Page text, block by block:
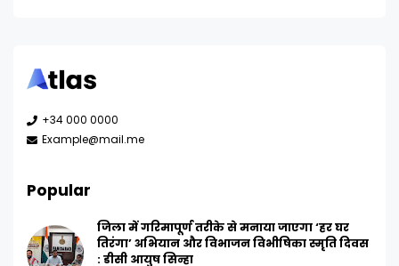
+34 000 0000
Example@mail.me
Popular
जिला में गरिमापूर्ण तरीके से मनाया जाएगा ‘हर घर
तिरंगा’ अभियान और विभाजन विभीषिका स्मृति दिवस
: डीसी आयुष सिन्हा